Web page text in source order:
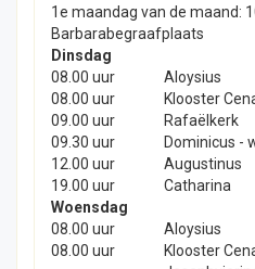
1e maandag van de maand:
Barbarabegraafplaats
Dinsdag
08.00 uur
Aloysius
08.00 uur
Klooster
09.00 uur
Rafaëlkerk
09.30 uur
Dominicus -
12.00 uur
Augustinus
19.00 uur
Catharina
Woensdag
08.00 uur
Aloysius
08.00 uur
Klooster